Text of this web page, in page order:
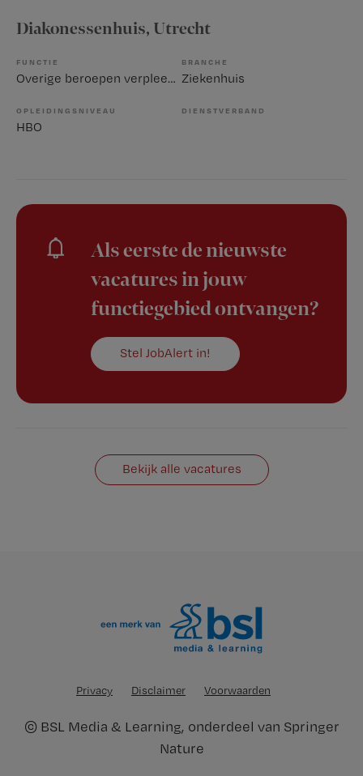
Diakonessenhuis, Utrecht
FUNCTIE
Overige beroepen verpleegkunde
BRANCHE
Ziekenhuis
OPLEIDINGSNIVEAU
HBO
DIENSTVERBAND
Als eerste de nieuwste
vacatures in jouw
functiegebied ontvangen?
Stel JobAlert in!
Bekijk alle vacatures
Privacy Disclaimer Voorwaarden
© BSL Media & Learning, onderdeel van Springer
Nature